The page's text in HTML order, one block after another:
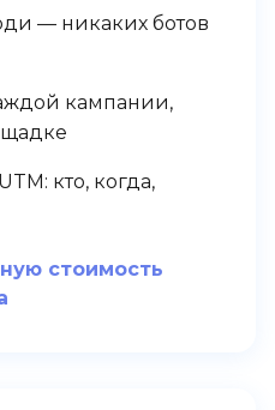
— никаких ботов
кампании,
кто, когда,
стоимость